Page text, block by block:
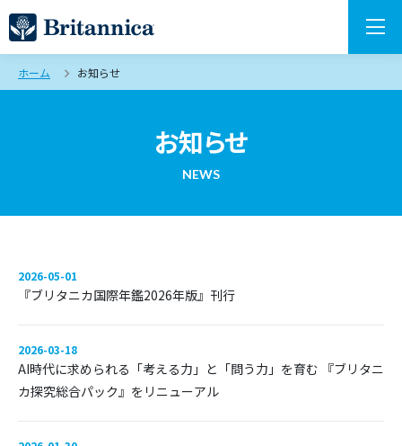
ホーム お知らせ
お知らせ
NEWS
2026-05-01
『ブリタニカ国際年鑑2026年版』刊行
2026-03-18
AI時代に求められる「考える力」と「問う力」を育む 『ブリタニ
カ探究総合パック』をリニューアル